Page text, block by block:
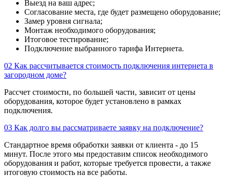
Выезд на ваш адрес;
Согласование места, где будет размещено оборудование;
Замер уровня сигнала;
Монтаж необходимого оборудования;
Итоговое тестирование;
Подключение выбранного тарифа Интернета.
02 Как рассчитывается стоимость подключения интернета в
загородном доме?
Рассчет стоимости, по большей части, зависит от цены
оборудования, которое будет установлено в рамках
подключения.
03 Как долго вы рассматриваете заявку на подключение?
Стандартное время обработки заявки от клиента - до 15
минут. После этого мы предоставим список необходимого
оборудования и работ, которые требуется провести, а также
итоговую стоимость на все работы.